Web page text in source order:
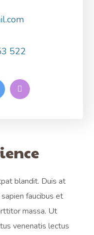
522
blandit. Duis at
faucibus et
massa. Ut
venenatis lectus